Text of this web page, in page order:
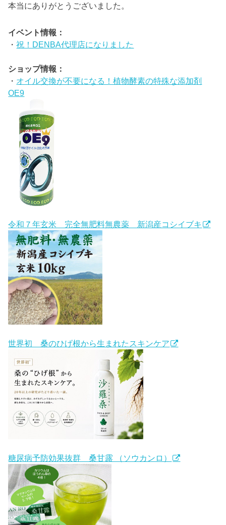
本当にありがとうございました。
イベント情報：
・祝！DENBA代理店になりました
ショップ情報：
・ オイル交換が不要になる！植物酵素の特殊な添加剤
OE9
令和７年玄米 完全無肥料無農薬 新潟産コシイブキ
世界初 桑のひげ根から生まれたスキンケア
糖尿病予防効果抜群 桑甘露 （ソウカンロ）